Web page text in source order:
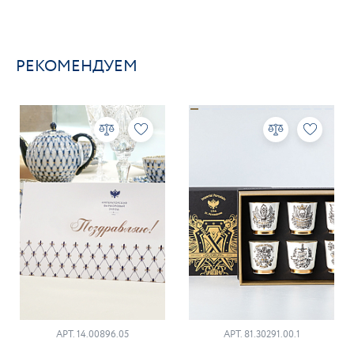
РЕКОМЕНДУЕМ
АРТ. 14.00896.05 АРТ. 81.30291.00.1